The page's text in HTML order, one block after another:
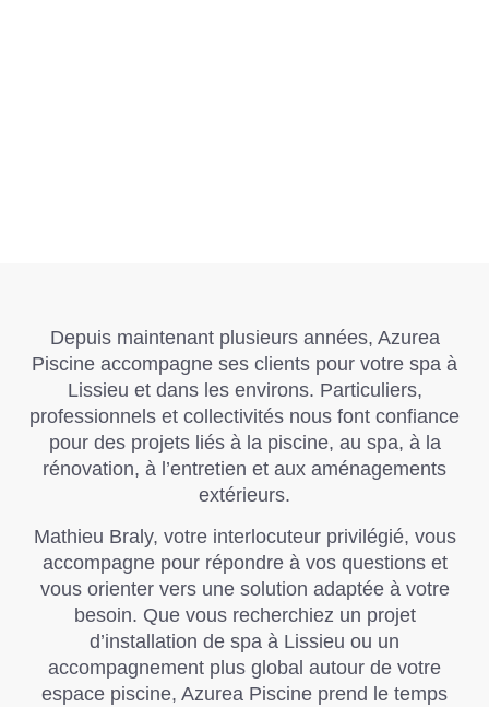
Depuis maintenant plusieurs années, Azurea
Piscine accompagne ses clients pour votre spa à
Lissieu et dans les environs. Particuliers,
professionnels et collectivités nous font confiance
pour des projets liés à la piscine, au spa, à la
rénovation, à l’entretien et aux aménagements
extérieurs.
Mathieu Braly, votre interlocuteur privilégié, vous
accompagne pour répondre à vos questions et
vous orienter vers une solution adaptée à votre
besoin. Que vous recherchiez un projet
d’installation de spa à Lissieu ou un
accompagnement plus global autour de votre
espace piscine, Azurea Piscine prend le temps